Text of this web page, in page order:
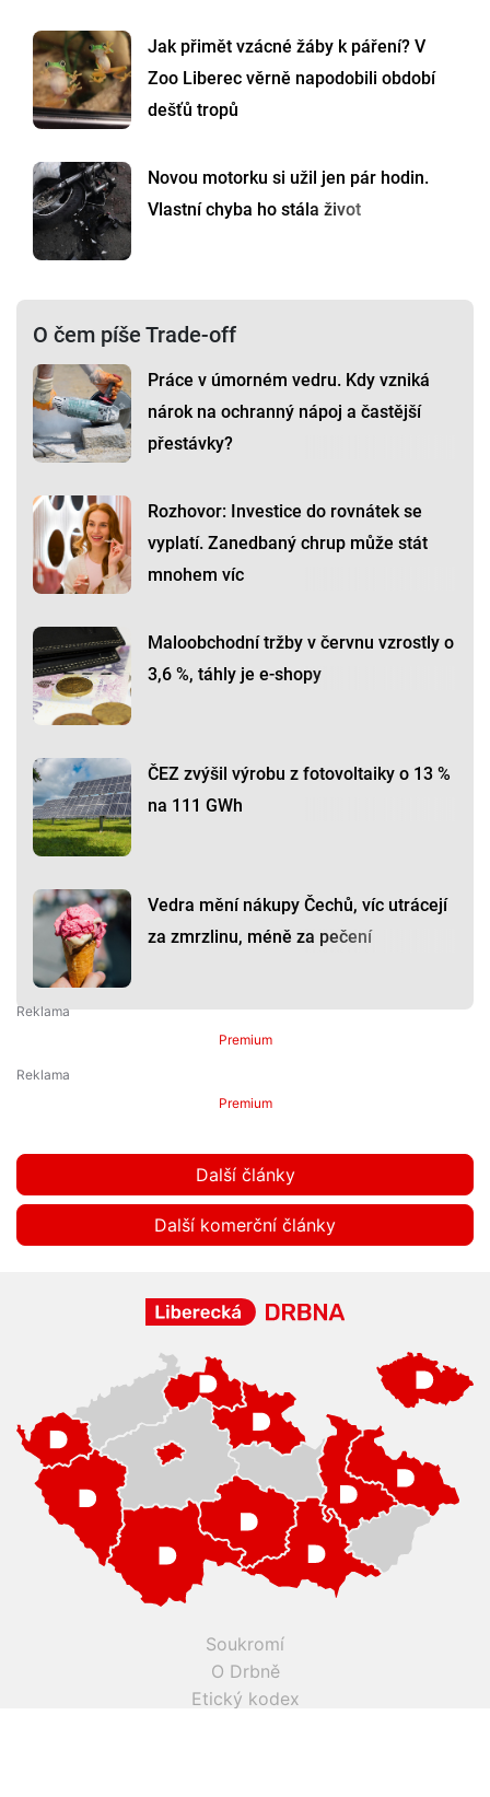
Jak přimět vzácné žáby k páření? V
Zoo Liberec věrně napodobili období
dešťů tropů
Novou motorku si užil jen pár hodin.
Vlastní chyba ho stála život
O čem píše Trade-off
Práce v úmorném vedru. Kdy vzniká
nárok na ochranný nápoj a častější
přestávky?
Rozhovor: Investice do rovnátek se
vyplatí. Zanedbaný chrup může stát
mnohem víc
Maloobchodní tržby v červnu vzrostly o
3,6 %, táhly je e-shopy
ČEZ zvýšil výrobu z fotovoltaiky o 13 %
na 111 GWh
Vedra mění nákupy Čechů, víc utrácejí
za zmrzlinu, méně za pečení
Premium
Premium
Další články
Další komerční články
Soukromí
O Drbně
Etický kodex